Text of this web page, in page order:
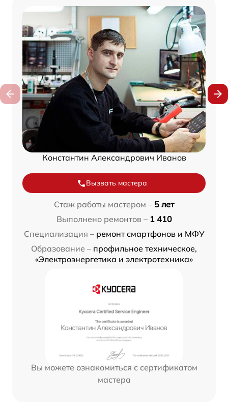
Константин Александрович Иванов
Вызвать мастера
Стаж работы мастером – 5 лет
Выполнено ремонтов – 1 410
Специализация – ремонт смартфонов и МФУ
Образование – профильное техническое,
«Электроэнергетика и электротехника»
Вы можете ознакомиться с сертификатом
мастера